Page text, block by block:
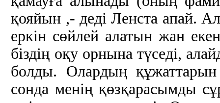
қояйын ,- деді Ленста апай.
еркін сөйлей алатын жан
біздің оқу орнына түседі,
болды. Олардың құжаттарын
сонда менің қөзқарасымды